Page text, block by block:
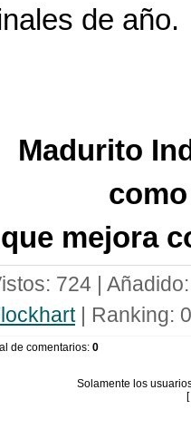
de año.
Madurito
que mejora
: 724 | Añadido
| Ranking:
de comentarios: 0
Solamente los
[